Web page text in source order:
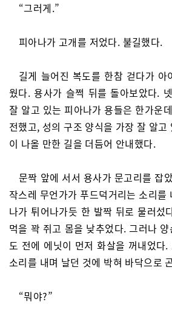
“그러게.”
피아나가 고개를 저었다. 불길했다.
길게 늘어진 복도를 한참 걷다가 아
웠다. 용사가 슬쩍 뒤를 돌아보았다.
잘 알고 있는 피아나가 용들은 한가운
전했고, 성의 구조 양식을 가장 잘 알
이 나올 만한 길을 더듬어 안내했다.
문짝 앞에 서서 용사가 문고리를 잡
작스레 무언가가 푸드덕거리는 소리
나가 튀어나가듯 한 발짝 뒤로 물러섰
먹을 꽉 쥐고 몸을 낮추었다. 그러나
도 전에 에닛이 먼저 화살을 꺼내었다
소리를 내며 날던 것에 박혀 바닥으로
“뭐야?”